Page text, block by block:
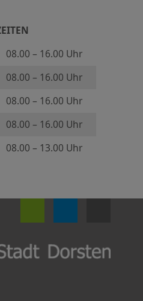
08.00 – 16.00 Uhr
08.00 – 16.00 Uhr
08.00 – 16.00 Uhr
08.00 – 16.00 Uhr
08.00 – 13.00 Uhr